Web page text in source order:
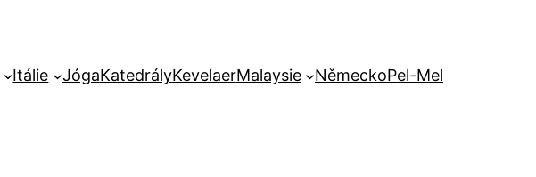
Itálie JógaKatedrályKevelaerMalaysie NěmeckoPel-Mel